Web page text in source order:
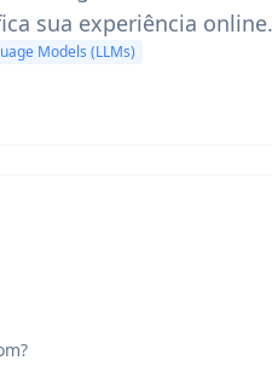
sua experiência online.
Models (LLMs)